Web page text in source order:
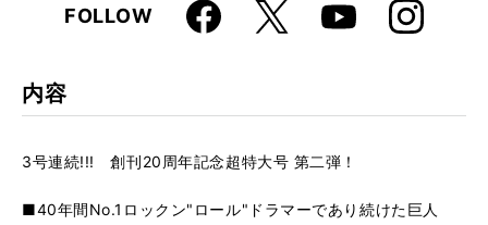
FOLLOWFaceboo
k
X Youtube Instagra
m
内容
3号連続!!! 創刊20周年記念超特大号 第二弾！
■40年間No.1ロックン"ロール"ドラマーであり続けた巨人